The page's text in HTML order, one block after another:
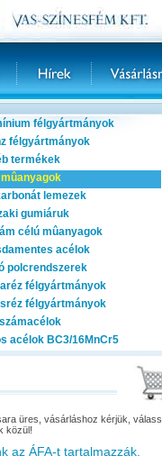
félgyártmányok
félgyártmányok
termékek
mûanyagok
lemezek
gumiáruk
célú mûanyagok
acélok
polcrendszerek
félgyártmányok
félgyártmányok
acélok BC3/16MnCr5
üres, vásárláshoz kérjük,
közül!
az ÁFA-t tartalmazzák.